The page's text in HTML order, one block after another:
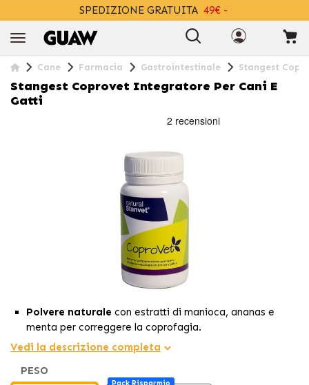
SPEDIZIONE GRATUITA 49€ -
Cane Farmacia Gastrointestinale Stangest
Stangest Coprovet Integratore Per Cani E
Gatti
Polvere naturale con estratti di manioca, ananas e
menta per correggere la coprofagia.
Modifica l'odore e il sapore delle feci
Include dosatore
Vedi la descrizione completa
PESO
Pack Risparmio